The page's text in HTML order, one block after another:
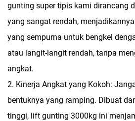
gunting super tipis kami dirancang
yang sangat rendah,
yang sempurna untuk bengkel
atau langit-langit rendah, tanpa
angkat.
2. Kinerja Angkat yang Kokoh:
bentuknya yang ramping. Dibuat
tinggi, lift gunting 3000kg ini